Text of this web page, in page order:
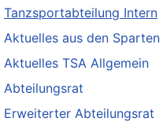
Tanzsportabteilung Intern
Aktuelles aus den Sparten
Aktuelles TSA Allgemein
Abteilungsrat
Erweiterter Abteilungsrat